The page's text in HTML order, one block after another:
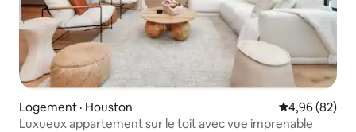
Logement · Houston Note
4,96 (82)
Luxueux appartement sur le toit avec vue imprenable